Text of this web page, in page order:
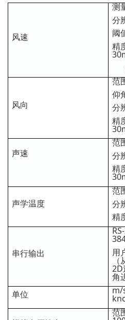
风速
测
分
阈
精
风向
范
仰
分
精
声速
范
分
精
声学温度
范
分
精
串行输出
用
（
2D
角
单位
m/
范